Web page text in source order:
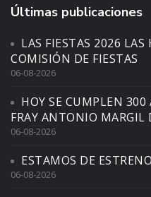
Últimas publicaciones
LAS FIESTAS 2026
COMISIÓN DE FIESTAS
06-08-2026
HOY SE CUMPLEN
FRAY ANTONIO MARGIL
06-08-2026
ESTAMOS DE ESTRENO
06-08-2026